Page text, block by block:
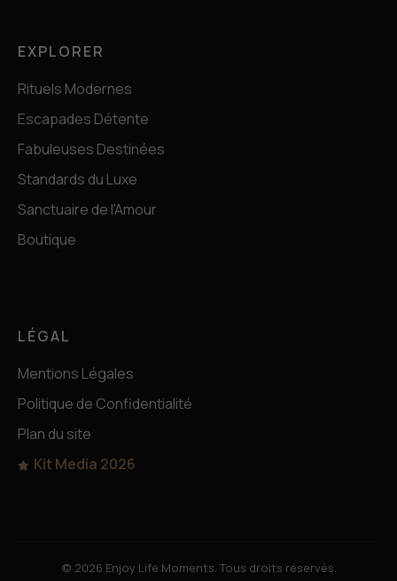
EXPLORER
Rituels Modernes
Escapades Détente
Fabuleuses Destinées
Standards du Luxe
Sanctuaire de l'Amour
Boutique
LÉGAL
Mentions Légales
Politique de Confidentialité
Plan du site
Kit Media 2026
© 2026 Enjoy Life Moments. Tous droits réservés.